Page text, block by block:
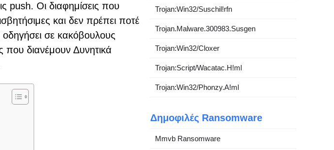
push. Οι διαφημίσεις που
και δεν πρέπει ποτέ
σε κακόβουλους
που διανέμουν Δυνητικά
Trojan:Win32/Suschil!rfn
Trojan.Malware.300983.Susgen
Trojan:Win32/Cloxer
Trojan:Script/Wacatac.H!ml
Trojan:Win32/Phonzy.A!ml
Δημοφιλές Ransomware
Mmvb Ransomware